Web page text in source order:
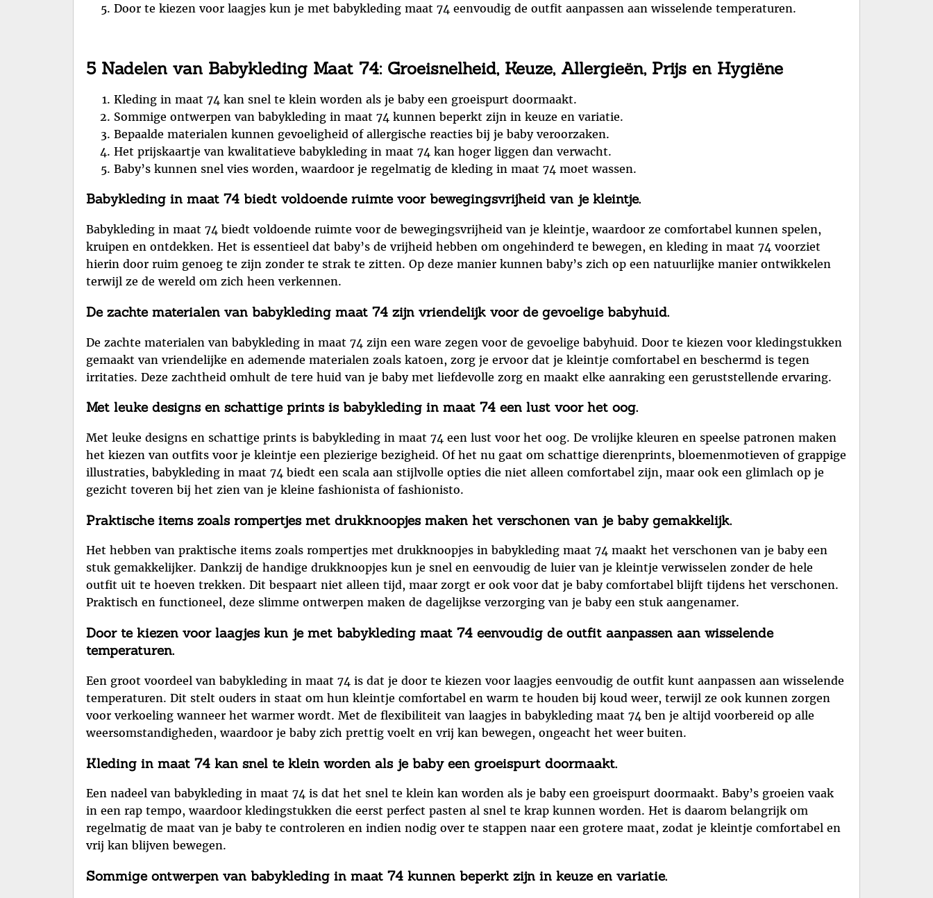
Door te kiezen voor laagjes kun je met babykleding maat 74 eenvoudig de outfit aanpassen aan wisselende temperaturen.
5 Nadelen van Babykleding Maat 74: Groeisnelheid, Keuze, Allergieën, Prijs en Hygiëne
Kleding in maat 74 kan snel te klein worden als je baby een groeispurt doormaakt.
Sommige ontwerpen van babykleding in maat 74 kunnen beperkt zijn in keuze en variatie.
Bepaalde materialen kunnen gevoeligheid of allergische reacties bij je baby veroorzaken.
Het prijskaartje van kwalitatieve babykleding in maat 74 kan hoger liggen dan verwacht.
Baby’s kunnen snel vies worden, waardoor je regelmatig de kleding in maat 74 moet wassen.
Babykleding in maat 74 biedt voldoende ruimte voor bewegingsvrijheid van je kleintje.
Babykleding in maat 74 biedt voldoende ruimte voor de bewegingsvrijheid van je kleintje, waardoor ze comfortabel kunnen spelen,
kruipen en ontdekken. Het is essentieel dat baby’s de vrijheid hebben om ongehinderd te bewegen, en kleding in maat 74 voorziet
hierin door ruim genoeg te zijn zonder te strak te zitten. Op deze manier kunnen baby’s zich op een natuurlijke manier ontwikkelen
terwijl ze de wereld om zich heen verkennen.
De zachte materialen van babykleding maat 74 zijn vriendelijk voor de gevoelige babyhuid.
De zachte materialen van babykleding in maat 74 zijn een ware zegen voor de gevoelige babyhuid. Door te kiezen voor kledingstukken
gemaakt van vriendelijke en ademende materialen zoals katoen, zorg je ervoor dat je kleintje comfortabel en beschermd is tegen
irritaties. Deze zachtheid omhult de tere huid van je baby met liefdevolle zorg en maakt elke aanraking een geruststellende ervaring.
Met leuke designs en schattige prints is babykleding in maat 74 een lust voor het oog.
Met leuke designs en schattige prints is babykleding in maat 74 een lust voor het oog. De vrolijke kleuren en speelse patronen maken
het kiezen van outfits voor je kleintje een plezierige bezigheid. Of het nu gaat om schattige dierenprints, bloemenmotieven of grappige
illustraties, babykleding in maat 74 biedt een scala aan stijlvolle opties die niet alleen comfortabel zijn, maar ook een glimlach op je
gezicht toveren bij het zien van je kleine fashionista of fashionisto.
Praktische items zoals rompertjes met drukknoopjes maken het verschonen van je baby gemakkelijk.
Het hebben van praktische items zoals rompertjes met drukknoopjes in babykleding maat 74 maakt het verschonen van je baby een
stuk gemakkelijker. Dankzij de handige drukknoopjes kun je snel en eenvoudig de luier van je kleintje verwisselen zonder de hele
outfit uit te hoeven trekken. Dit bespaart niet alleen tijd, maar zorgt er ook voor dat je baby comfortabel blijft tijdens het verschonen.
Praktisch en functioneel, deze slimme ontwerpen maken de dagelijkse verzorging van je baby een stuk aangenamer.
Door te kiezen voor laagjes kun je met babykleding maat 74 eenvoudig de outfit aanpassen aan wisselende
temperaturen.
Een groot voordeel van babykleding in maat 74 is dat je door te kiezen voor laagjes eenvoudig de outfit kunt aanpassen aan wisselende
temperaturen. Dit stelt ouders in staat om hun kleintje comfortabel en warm te houden bij koud weer, terwijl ze ook kunnen zorgen
voor verkoeling wanneer het warmer wordt. Met de flexibiliteit van laagjes in babykleding maat 74 ben je altijd voorbereid op alle
weersomstandigheden, waardoor je baby zich prettig voelt en vrij kan bewegen, ongeacht het weer buiten.
Kleding in maat 74 kan snel te klein worden als je baby een groeispurt doormaakt.
Een nadeel van babykleding in maat 74 is dat het snel te klein kan worden als je baby een groeispurt doormaakt. Baby’s groeien vaak
in een rap tempo, waardoor kledingstukken die eerst perfect pasten al snel te krap kunnen worden. Het is daarom belangrijk om
regelmatig de maat van je baby te controleren en indien nodig over te stappen naar een grotere maat, zodat je kleintje comfortabel en
vrij kan blijven bewegen.
Sommige ontwerpen van babykleding in maat 74 kunnen beperkt zijn in keuze en variatie.